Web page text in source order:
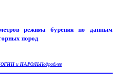
режима бурения по данным
пород
и ПАРОЛЬПодробнее